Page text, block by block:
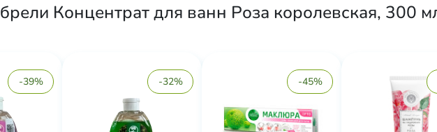
Концентрат для ванн Роза королевская, 300
-39% -32% -45%